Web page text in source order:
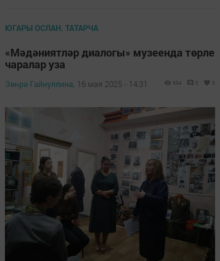
ЮГАРЫ ОСЛАН. ТАТАРЧА
«Мәдәниятләр диалогы» музеенда төрле
чаралар уза
Зөһрә Гайнуллина, 16 мая 2025 - 14:31 604 0 0